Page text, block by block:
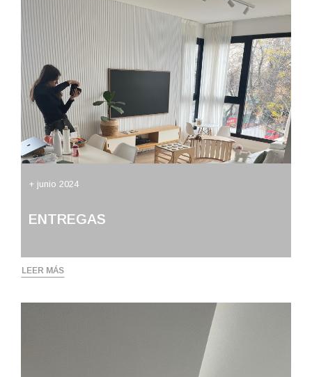
+ junio 2024
ENTREGAS
LEER MÁS